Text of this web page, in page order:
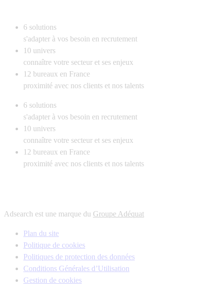
6 solutions
s'adapter à vos besoin en recrutement
10 univers
connaître votre secteur et ses enjeux
12 bureaux en France
proximité avec nos clients et nos talents
6 solutions
s'adapter à vos besoin en recrutement
10 univers
connaître votre secteur et ses enjeux
12 bureaux en France
proximité avec nos clients et nos talents
Adsearch est une marque du Groupe Adéquat
Plan du site
Politique de cookies
Politiques de protection des données
Conditions Générales d’Utilisation
Gestion de cookies